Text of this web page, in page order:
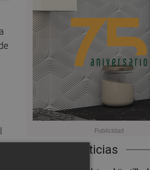
Últimas Noticias